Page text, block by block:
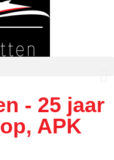
- 25 jaar
APK